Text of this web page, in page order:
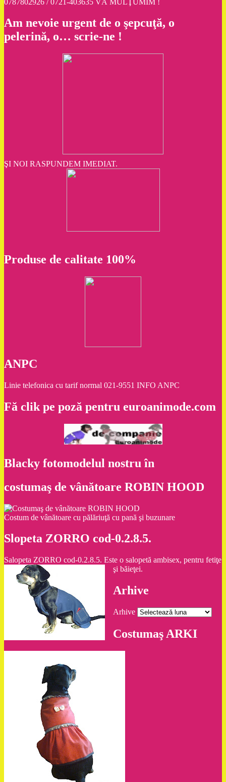
Am nevoie urgent de o şepcuţă, o
pelerină, o… scrie-ne !
ŞI NOI RASPUNDEM IMEDIAT.
Produse de calitate 100%
ANPC
Linie telefonica cu tarif normal 021-9551 INFO ANPC
Fă clik pe poză pentru euroanimode.com
Blacky fotomodelul nostru în
costumaş de vânătoare ROBIN HOOD
Costum de vânătoare cu pălăriuţă cu pană şi buzunare
Slopeta ZORRO cod-0.2.8.5.
Salopeta ZORRO cod-0.2.8.5. Este o salopetă ambisex, pentru fetiţe
şi băieţei.
Arhive
Arhive
Costumaş ARKI